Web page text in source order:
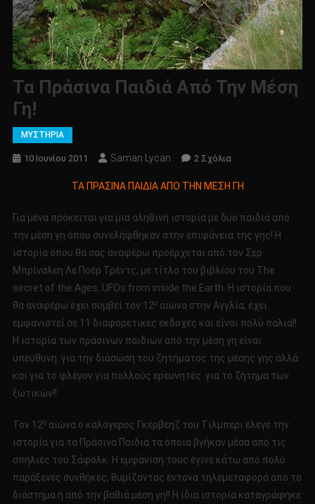
Τα Πράσινα Παιδιά Από Την Μέση
Γη!
ΜΥΣΤΗΡΙΑ
10 Ιουνίου 2011 Saman Lycan 2 ΣχόλιαΣτο
Πράσινα
Από
Την
Μέση
Γη!
ΤΑ ΠΡΑΣΙΝΑ ΠΑΙΔΙΑ ΑΠΟ ΤΗΝ ΜΕΣΗ ΓΗ
Για μένα πρόκειται για μια αληθινή ιστορία με δυο παιδιά από
την μέση γη όπου συνελήφθηκαν στην επιφάνεια της γης! Η
ιστορία όπου θα σας αναφέρω προέρχεται από τον Σερ
Μπρίνσλεη Λε Ποέρ Τρέντς, με τίτλο του βιβλίου του The
secret of the Ages: UFOs from inside the Earth. Η ιστορία που
θα αναφέρω έχει συμβεί τον 12οαιώνα στην Αγγλία, έχει
εμφανιστεί σε 11 διαφορετικές εκδοχές και είναι πολύ παλιά!!
Η ιστορία των πράσινων παιδιών από την μέση γη είναι
υπεύθυνη για την διάσωση του ζητήματος της μέσης γης αλλά
και για το φλέγον για πολλούς ερευνητές για το ζήτημα των
ξωτικών!!
Τον 12οαιώνα ο καλόγερος Γκέρβεηζ του Τίλμπερι έλεγε την
ιστορία για τα Πράσινα Παιδιά τα όποια βγήκαν μέσα από τις
σπηλιές του Σάφολκ. Η εμφάνιση τους έγινε κάτω από πολύ
παράξενες συνθήκες, θυμίζοντας έντονα τηλεμεταφορά από το
διάστημα ή από την βαθιά μέση γη!! Η ίδια ιστορία καταγράφηκε